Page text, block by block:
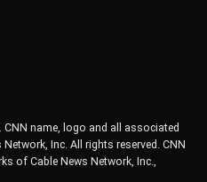
CNN name, logo and all associated
Inc. All rights reserved. CNN
of Cable News Network, Inc.,